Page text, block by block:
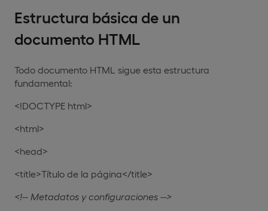
Estructura básica de un
documento HTML
Todo documento HTML sigue esta estructura
fundamental:
<!DOCTYPE html>
<html>
<head>
<title>Título de la página</title>
<!-- Metadatos y configuraciones -->